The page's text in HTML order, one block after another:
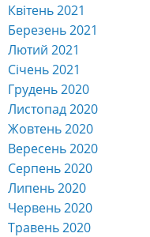
Квітень 2021
Березень 2021
Лютий 2021
Січень 2021
Грудень 2020
Листопад 2020
Жовтень 2020
Вересень 2020
Серпень 2020
Липень 2020
Червень 2020
Травень 2020